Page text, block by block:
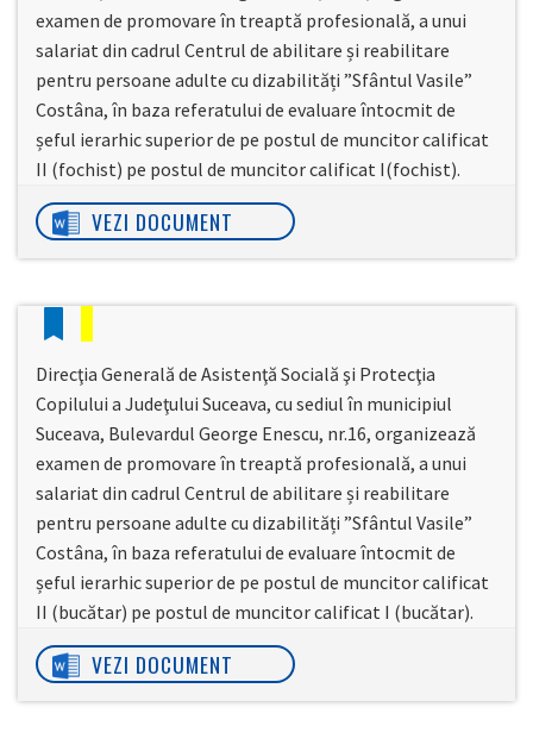
examen de promovare în treaptă profesională, a unui
salariat din cadrul Centrul de abilitare și reabilitare
pentru persoane adulte cu dizabilități ”Sfântul Vasile”
Costâna, în baza referatului de evaluare întocmit de
șeful ierarhic superior de pe postul de muncitor calificat
II (fochist) pe postul de muncitor calificat I(fochist).
VEZI DOCUMENT
Direcţia Generală de Asistenţă Socială şi Protecţia
Copilului a Judeţului Suceava, cu sediul în municipiul
Suceava, Bulevardul George Enescu, nr.16, organizează
examen de promovare în treaptă profesională, a unui
salariat din cadrul Centrul de abilitare și reabilitare
pentru persoane adulte cu dizabilități ”Sfântul Vasile”
Costâna, în baza referatului de evaluare întocmit de
șeful ierarhic superior de pe postul de muncitor calificat
II (bucătar) pe postul de muncitor calificat I (bucătar).
VEZI DOCUMENT